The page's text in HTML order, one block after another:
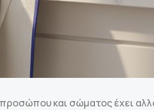
και σώματος έχει